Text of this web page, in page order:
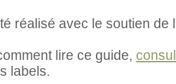
réalisé avec le soutien de
lire ce guide,
labels.